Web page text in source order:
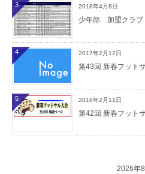
2018年4月8日
少年部 加盟クラブ
3
2017年2月12日
第43回 新春フット
4
2016年2月11日
第42回 新春フット
5
2026年8